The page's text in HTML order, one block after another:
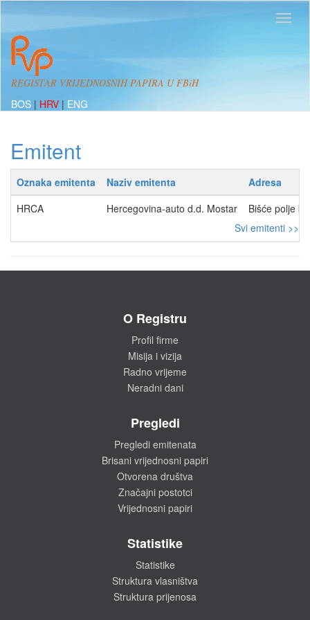
REGISTAR VRIJEDNOSNIH PAPIRA U FBiH
BOS | HRV | ENG
Emitent
Oznaka emitenta Naziv emitenta
Adresa
HRCA
Hercegovina-auto d.d. Mostar
Bišće polje
Svi emitenti >>
O Registru
Profil firme
Misija i vizija
Radno vrijeme
Neradni dani
Pregledi
Pregledi emitenata
Brisani vrijednosni papiri
Otvorena društva
Značajni postotci
Vrijednosni papiri
Statistike
Statistike
Struktura vlasništva
Struktura prijenosa